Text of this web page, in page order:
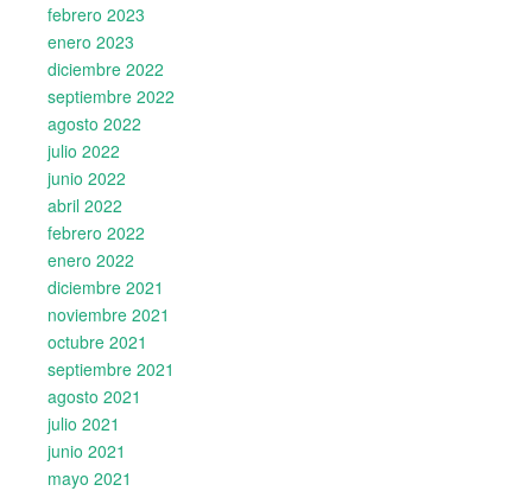
febrero 2023
enero 2023
diciembre 2022
septiembre 2022
agosto 2022
julio 2022
junio 2022
abril 2022
febrero 2022
enero 2022
diciembre 2021
noviembre 2021
octubre 2021
septiembre 2021
agosto 2021
julio 2021
junio 2021
mayo 2021